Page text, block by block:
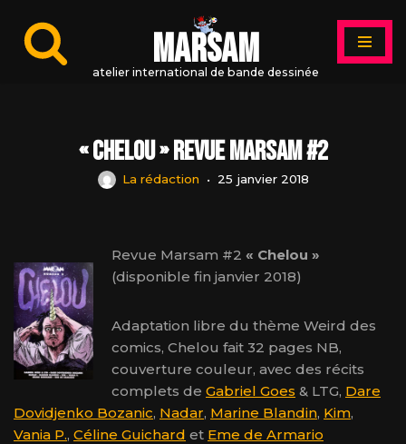
Aller
MARSAM
atelier international de bande dessinée
« Chelou » revue Marsam #2
La rédaction 25 janvier 2018
Revue Marsam #2 « Chelou »
(disponible fin janvier 2018)
Adaptation libre du thème Weird des
comics, Chelou fait 32 pages NB,
couverture couleur, avec des récits
complets de Gabriel Goes & LTG, Dare
Dovidjenko Bozanic, Nadar, Marine Blandin, Kim,
Vania P., Céline Guichard et Eme de Armario